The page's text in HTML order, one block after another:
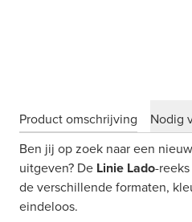
Product omschrijving
Nodig
Ben jij op zoek naar een
uitgeven? De Linie Lado-
de verschillende formaten,
eindeloos.